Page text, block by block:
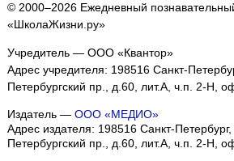
© 2000–2026 Ежедневный
«ШколаЖизни.ру»
Учредитель — ООО «Квантор»
Адрес учредителя: 198516 Санкт-
Петербургский пр., д.60, лит.А, ч.п. 2-Н,
Издатель — ООО «МЕДИО»
Адрес издателя: 198516 Санкт-
Петербургский пр., д.60, лит.А, ч.п. 2-Н,